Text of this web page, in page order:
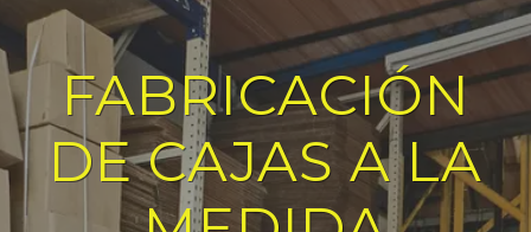
FABRICACIÓN
DE CAJAS A LA